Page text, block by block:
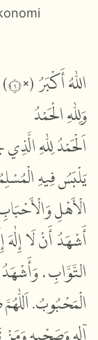
وَلِلّٰهِ الْحَمْدُ
اَلْحَمْدُ لِلّٰهِ
يَلْبَسُ فِيهِ
الْأَهْلِ
أَشْهَدُ أَنْ لَا إِلٰهَ
التَّوَّابِ،
الْمَحْبُوبُ.